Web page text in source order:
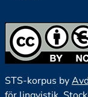
STS-korpus by